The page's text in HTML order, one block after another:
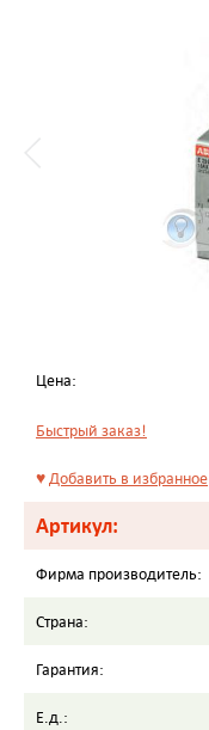
Цена:
Быстрый заказ!
♥Добавить в избранное
Артикул:
Фирма производитель:
Страна:
Гарантия:
Е.д.: